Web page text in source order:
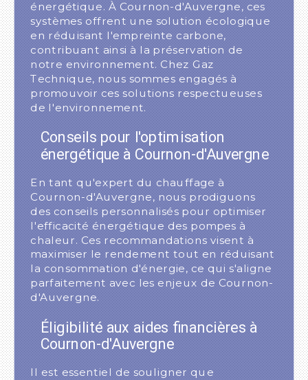
énergétique. À Cournon-d'Auvergne, ces
systèmes offrent une solution écologique
en réduisant l'empreinte carbone,
contribuant ainsi à la préservation de
notre environnement. Chez Gaz
Technique, nous sommes engagés à
promouvoir ces solutions respectueuses
de l'environnement.
Conseils pour l'optimisation
énergétique à Cournon-d'Auvergne
En tant qu'expert du chauffage à
Cournon-d'Auvergne, nous prodiguons
des conseils personnalisés pour optimiser
l'efficacité énergétique des pompes à
chaleur. Ces recommandations visent à
maximiser le rendement tout en réduisant
la consommation d'énergie, ce qui s'aligne
parfaitement avec les enjeux de Cournon-
d'Auvergne.
Éligibilité aux aides financières à
Cournon-d'Auvergne
Il est essentiel de souligner que